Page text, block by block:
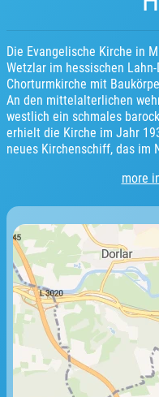
Die Evangelische Kirche in
Wetzlar im hessischen
Chorturmkirche mit
An den mittelalterlichen
westlich ein schmales
erhielt die Kirche im Jahr
neues Kirchenschiff, das im
more